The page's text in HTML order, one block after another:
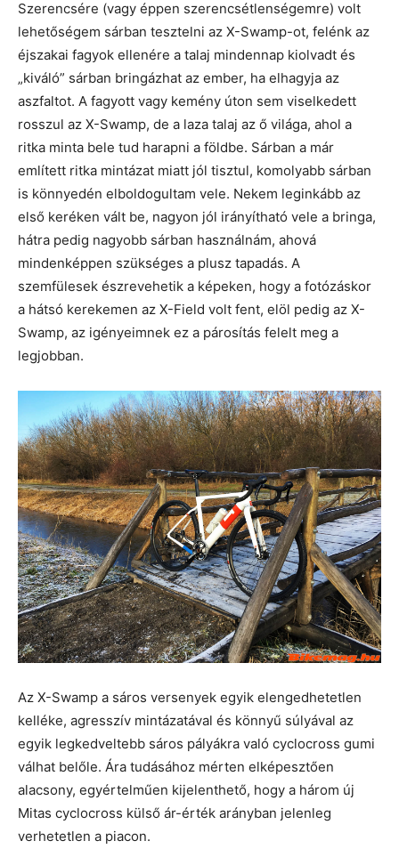
Szerencsére (vagy éppen szerencsétlenségemre) volt
lehetőségem sárban tesztelni az X-Swamp-ot, felénk az
éjszakai fagyok ellenére a talaj mindennap kiolvadt és
„kiváló” sárban bringázhat az ember, ha elhagyja az
aszfaltot. A fagyott vagy kemény úton sem viselkedett
rosszul az X-Swamp, de a laza talaj az ő világa, ahol a
ritka minta bele tud harapni a földbe. Sárban a már
említett ritka mintázat miatt jól tisztul, komolyabb sárban
is könnyedén elboldogultam vele. Nekem leginkább az
első keréken vált be, nagyon jól irányítható vele a bringa,
hátra pedig nagyobb sárban használnám, ahová
mindenképpen szükséges a plusz tapadás. A
szemfülesek észrevehetik a képeken, hogy a fotózáskor
a hátsó kerekemen az X-Field volt fent, elöl pedig az X-
Swamp, az igényeimnek ez a párosítás felelt meg a
legjobban.
Az X-Swamp a sáros versenyek egyik elengedhetetlen
kelléke, agresszív mintázatával és könnyű súlyával az
egyik legkedveltebb sáros pályákra való cyclocross gumi
válhat belőle. Ára tudásához mérten elképesztően
alacsony, egyértelműen kijelenthető, hogy a három új
Mitas cyclocross külső ár-érték arányban jelenleg
verhetetlen a piacon.